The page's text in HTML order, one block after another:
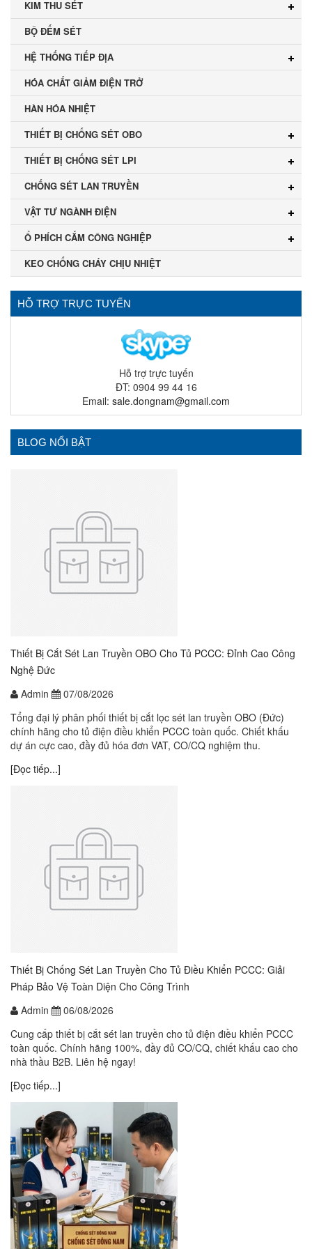
KIM THU SÉT
BỘ ĐẾM SÉT
HỆ THỐNG TIẾP ĐỊA
HÓA CHẤT GIẢM ĐIỆN TRỞ
HÀN HÓA NHIỆT
THIẾT BỊ CHỐNG SÉT OBO
THIẾT BỊ CHỐNG SÉT LPI
CHỐNG SÉT LAN TRUYỀN
VẬT TƯ NGÀNH ĐIỆN
Ổ PHÍCH CẮM CÔNG NGHIỆP
KEO CHỐNG CHÁY CHỊU NHIỆT
HỖ TRỢ TRỰC TUYẾN
Hỗ trợ trực tuyến
ĐT: 0904 99 44 16
Email: sale.dongnam@gmail.com
BLOG NỔI BẬT
Thiết Bị Cắt Sét Lan Truyền OBO Cho Tủ PCCC: Đỉnh Cao Công
Nghệ Đức
Admin
07/08/2026
Tổng đại lý phân phối thiết bị cắt lọc sét lan truyền OBO (Đức)
chính hãng cho tủ điện điều khiển PCCC toàn quốc. Chiết khấu
dự án cực cao, đầy đủ hóa đơn VAT, CO/CQ nghiệm thu.
[Đọc tiếp...]
Thiết Bị Chống Sét Lan Truyền Cho Tủ Điều Khiển PCCC: Giải
Pháp Bảo Vệ Toàn Diện Cho Công Trình
Admin
06/08/2026
Cung cấp thiết bị cắt sét lan truyền cho tủ điện điều khiển PCCC
toàn quốc. Chính hãng 100%, đầy đủ CO/CQ, chiết khấu cao cho
nhà thầu B2B. Liên hệ ngay!
[Đọc tiếp...]